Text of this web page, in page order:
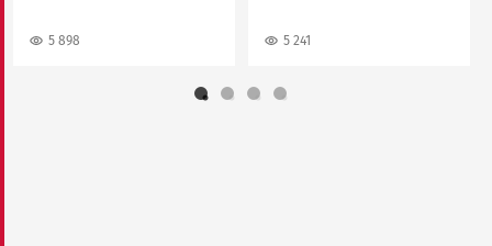
5 898 5 241